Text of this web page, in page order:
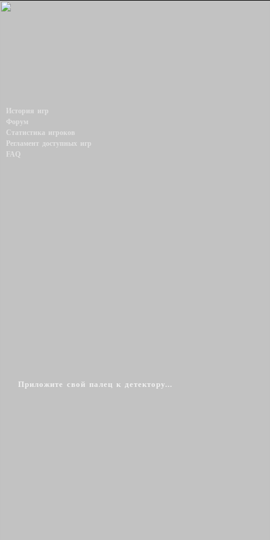
Приложите свой палец к детектору...
История игр
Форум
Статистика игроков
Регламент доступных игр
FAQ